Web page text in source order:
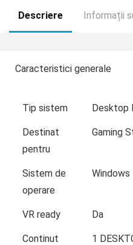
Descriere Informații
Caracteristici generale
Tip sistem Desktop
Destinat
pentru
Gaming
Sistem de
operare
Windows
VR ready Da
Continut
1